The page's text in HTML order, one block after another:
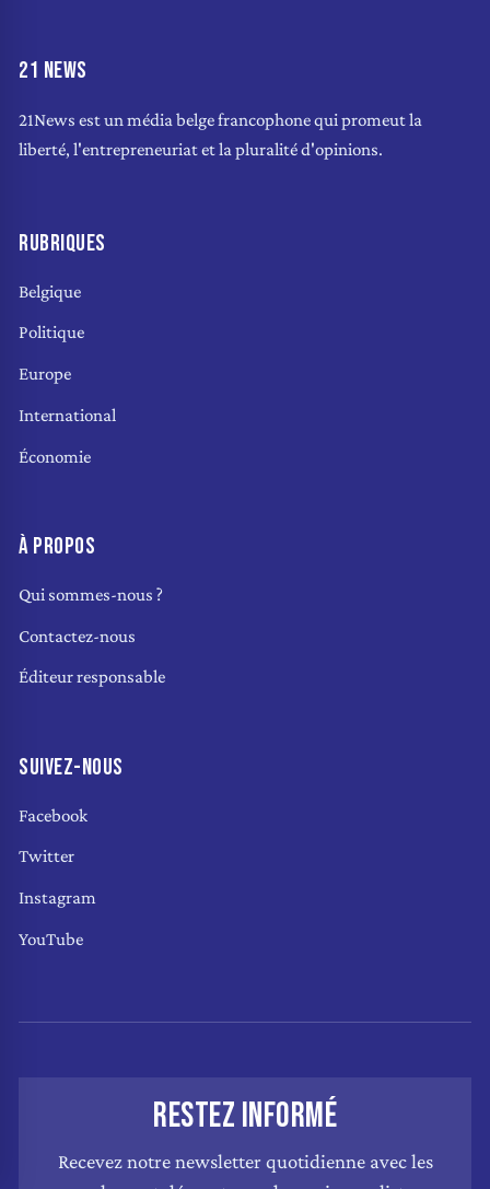
21 NEWS
21News est un média belge francophone qui promeut la
liberté, l'entrepreneuriat et la pluralité d'opinions.
RUBRIQUES
Belgique
Politique
Europe
International
Économie
À PROPOS
Qui sommes-nous ?
Contactez-nous
Éditeur responsable
SUIVEZ-NOUS
Facebook
Twitter
Instagram
YouTube
RESTEZ INFORMÉ
Recevez notre newsletter quotidienne avec les